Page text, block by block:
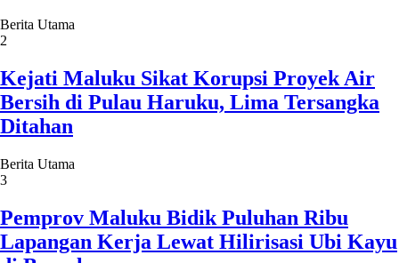
Berita Utama
2
Kejati Maluku Sikat Korupsi Proyek Air
Bersih di Pulau Haruku, Lima Tersangka
Ditahan
Berita Utama
3
Pemprov Maluku Bidik Puluhan Ribu
Lapangan Kerja Lewat Hilirisasi Ubi Kayu